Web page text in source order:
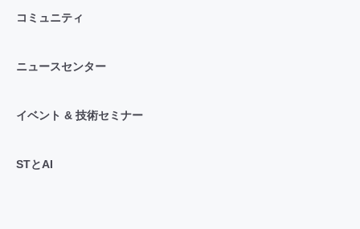
コミュニティ
ニュースセンター
イベント & 技術セミナー
STとAI